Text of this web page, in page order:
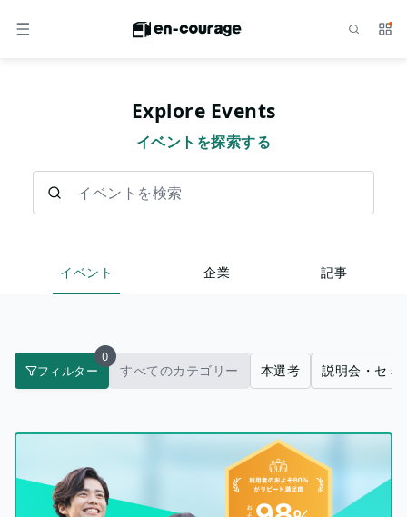
メニュー サ
Explore Events
イベントを探索する
イベント 企業 記事
フィルター
0
すべてのカテゴリー 本選考 説明会・セミ